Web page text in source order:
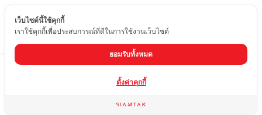
TH
ผลิตภัณฑ์สำหรับผิวหน้าหินและอุปกรณ์เสริม
เว็บไซต์นี้ใช้คุกกี้
เราใช้คุกกี้เพื่อประสบการณ์ที่ดีในการใช้งานเว็บไซต์
ยอมรับทั้งหมด
ตั้งค่าคุกกี้